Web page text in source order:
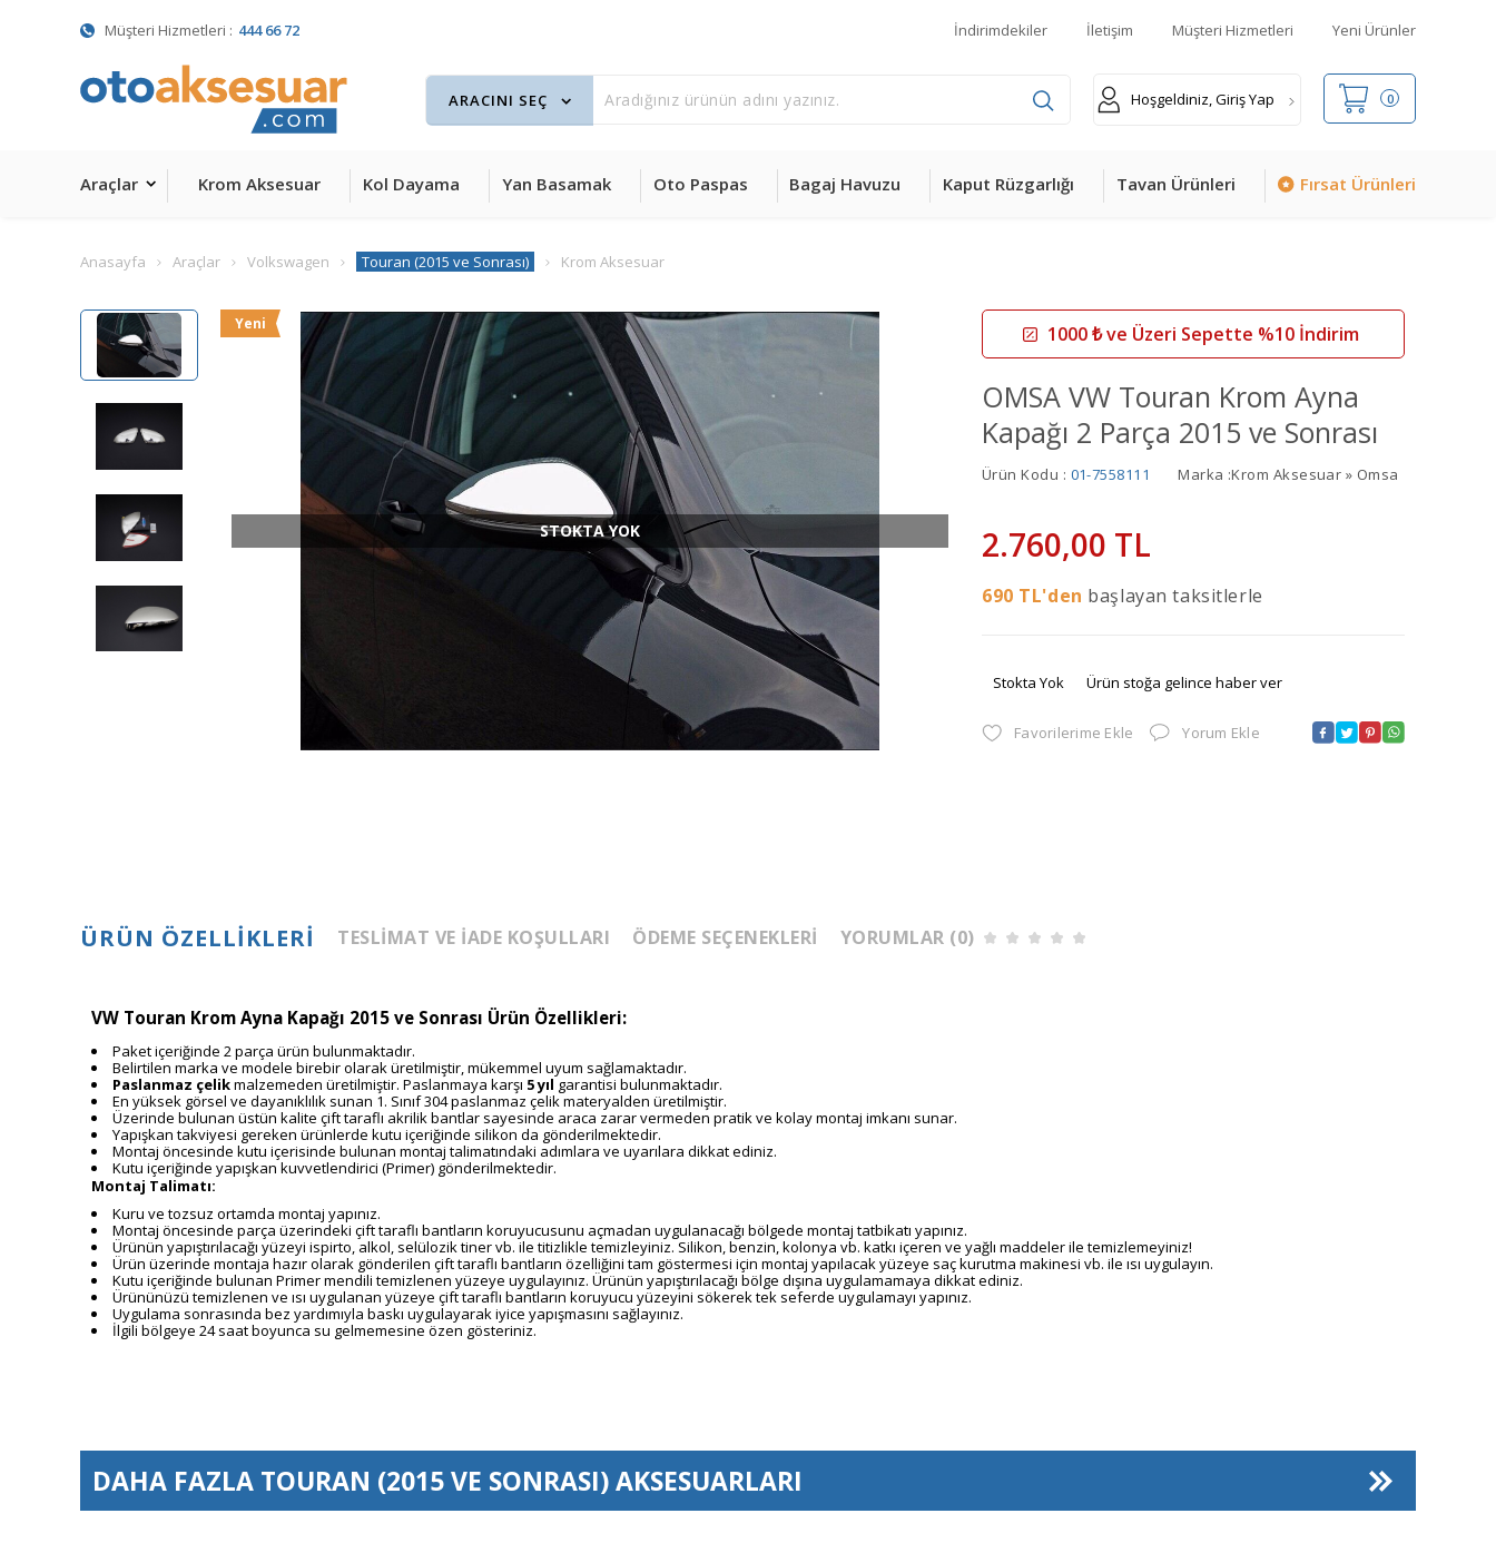
Müşteri Hizmetleri : 444 66 72 İndirimdekiler İletişim Müşteri Hizmetleri Yeni Ürünler
0
Hoşgeldiniz, Giriş Yap
Araçlar Krom Aksesuar Kol Dayama Yan Basamak Oto Paspas Bagaj Havuzu Kaput Rüzgarlığı Tavan Ürünleri Fırsat Ürünleri
Anasayfa Araçlar Volkswagen Touran (2015 ve Sonrası) Krom Aksesuar
Yeni
STOKTA YOK
1000 ₺ ve Üzeri Sepette %10 İndirim
OMSA VW Touran Krom Ayna
Kapağı 2 Parça 2015 ve Sonrası
Ürün Kodu : 01-7558111 Marka :Krom Aksesuar » Omsa
2.760,00 TL
690 TL'den başlayan taksitlerle
Stokta Yok Ürün stoğa gelince haber ver
Favorilerime Ekle Yorum Ekle
ÜRÜN ÖZELLIKLERI TESLIMAT VE İADE KOŞULLARI ÖDEME SEÇENEKLERI YORUMLAR (0)
VW Touran Krom Ayna Kapağı 2015 ve Sonrası Ürün Özellikleri:
Paket içeriğinde 2 parça ürün bulunmaktadır.
Belirtilen marka ve modele birebir olarak üretilmiştir, mükemmel uyum sağlamaktadır.
Paslanmaz çelikmalzemeden üretilmiştir. Paslanmaya karşı 5 yıl garantisi bulunmaktadır.
En yüksek görsel ve dayanıklılık sunan 1. Sınıf 304 paslanmaz çelik materyalden üretilmiştir.
Üzerinde bulunan üstün kalite çift taraflı akrilik bantlar sayesinde araca zarar vermeden pratik ve kolay montaj imkanı sunar.
Yapışkan takviyesi gereken ürünlerde kutu içeriğinde silikon da gönderilmektedir.
Montaj öncesinde kutu içerisinde bulunan montaj talimatındaki adımlara ve uyarılara dikkat ediniz.
Kutu içeriğinde yapışkan kuvvetlendirici (Primer) gönderilmektedir.
Montaj Talimatı:
Kuru ve tozsuz ortamda montaj yapınız.
Montaj öncesinde parça üzerindeki çift taraflı bantların koruyucusunu açmadan uygulanacağı bölgede montaj tatbikatı yapınız.
Ürünün yapıştırılacağı yüzeyi ispirto, alkol, selülozik tiner vb. ile titizlikle temizleyiniz. Silikon, benzin, kolonya vb. katkı içeren ve yağlı maddeler ile temizlemeyiniz!
Ürün üzerinde montaja hazır olarak gönderilen çift taraflı bantların özelliğini tam göstermesi için montaj yapılacak yüzeye saç kurutma makinesi vb. ile ısı uygulayın.
Kutu içeriğinde bulunan Primer mendili temizlenen yüzeye uygulayınız. Ürünün yapıştırılacağı bölge dışına uygulamamaya dikkat ediniz.
Ürününüzü temizlenen ve ısı uygulanan yüzeye çift taraflı bantların koruyucu yüzeyini sökerek tek seferde uygulamayı yapınız.
Uygulama sonrasında bez yardımıyla baskı uygulayarak iyice yapışmasını sağlayınız.
İlgili bölgeye 24 saat boyunca su gelmemesine özen gösteriniz.
DAHA FAZLA TOURAN (2015 VE SONRASI)AKSESUARLARI